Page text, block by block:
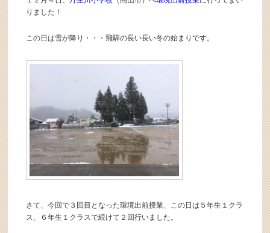
りました！
この日は雪が降り・・・飛騨の長い長い冬の始まりです。
さて、今回で３回目となった環境出前授業、この日は５年生１クラ
ス、６年生１クラスで続けて２回行いました。